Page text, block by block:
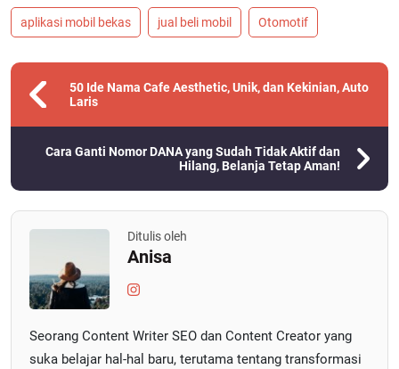
aplikasi mobil bekas jual beli mobil Otomotif
50 Ide Nama Cafe Aesthetic, Unik, dan Kekinian, Auto
Laris
Cara Ganti Nomor DANA yang Sudah Tidak Aktif dan
Hilang, Belanja Tetap Aman!
Ditulis oleh
Anisa
Seorang Content Writer SEO dan Content Creator yang
suka belajar hal-hal baru, terutama tentang transformasi